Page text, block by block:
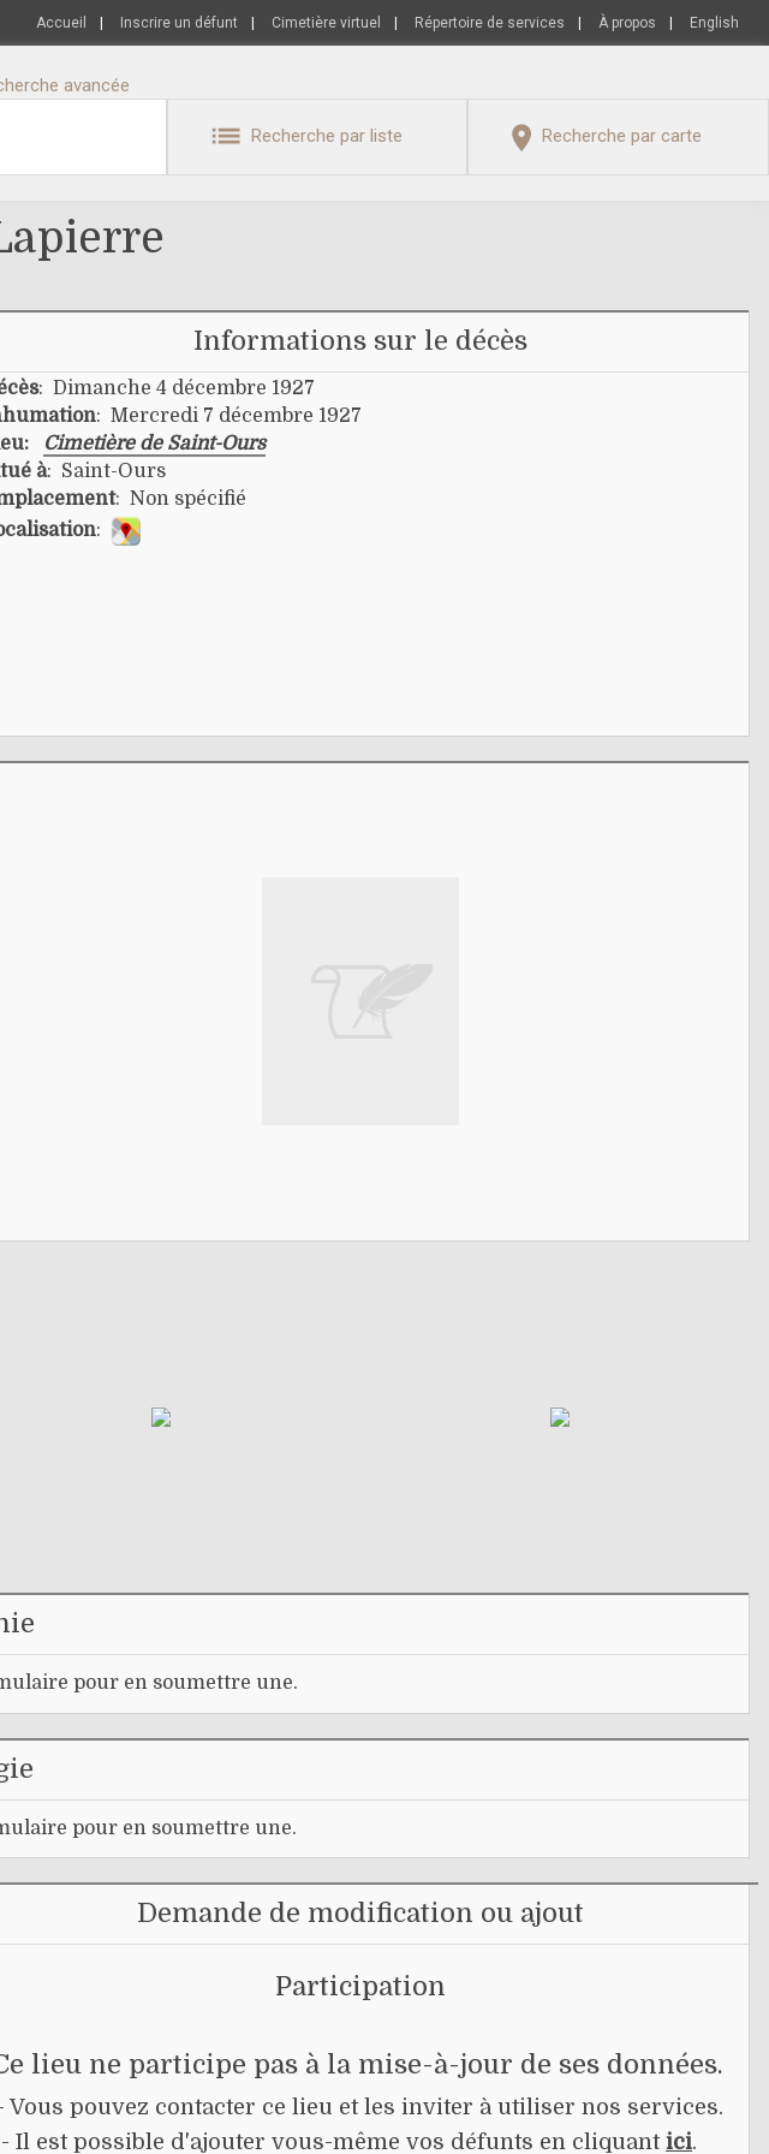
Accueil Inscrire un défunt Cimetière virtuel Répertoire de services À propos English
avancée
Recherche par liste Recherche par carte
Informations sur le décès
: Dimanche 4 décembre 1927
: Mercredi 7 décembre 1927
Cimetière de Saint-Ours
à: Saint-Ours
: Non spécifié
:
pour en soumettre une.
pour en soumettre une.
Demande de modification ou ajout
Participation
lieu ne participe pas à la mise-à-jour de ses données.
Vous pouvez contacter ce lieu et les inviter à utiliser nos services.
Il est possible d'ajouter vous-même vos défunts en cliquant ici.